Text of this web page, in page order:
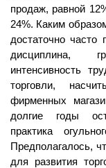
продаж, равной
24%. Каким
достаточно
дисциплина,
интенсивность
торговли,
фирменных
долгие годы
практика
Предполагалось,
для развития